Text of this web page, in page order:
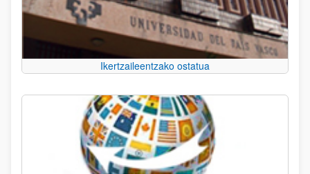
Ikertzaileentzako ostatua